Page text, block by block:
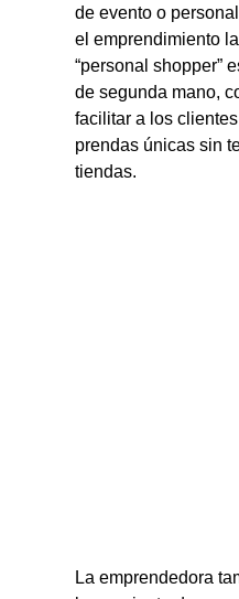
de evento o
el emprendimiento
“personal shopper”
de segunda mano,
facilitar a los
prendas únicas sin
tiendas.
La emprendedora